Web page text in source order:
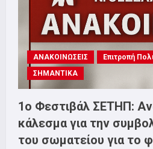
ΑΝΑΚΟΙΝΩΣΕΙΣ
Επιτροπή
ΣΗΜΑΝΤΙΚΑ
1o Φεστιβάλ ΣΕΤΗΠ:
κάλεσμα για την
του σωματείου για το